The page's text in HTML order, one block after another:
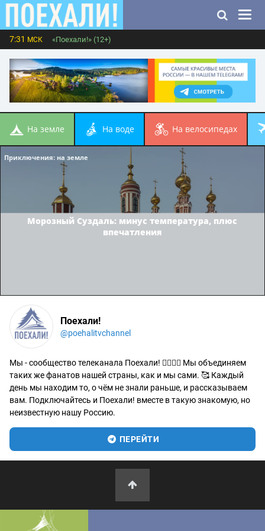
7:31 МСК «Поехали!» (12+)
на земле на воде на велосипедах
Приключения: на земле
Морозный Суздаль: минус температура, плюс
впечатления
Поехали!
@poehalitvchannel
Мы - сообщество телеканала Поехали! 🙋‍♂️🙋‍♀️ Мы объединяем
таких же фанатов нашей страны, как и мы сами. 🥰 Каждый
день мы находим то, о чём не знали раньше, и рассказываем
вам. Подключайтесь и Поехали! вместе в такую знакомую, но
неизвестную нашу Россию.
ПЕРЕЙТИ